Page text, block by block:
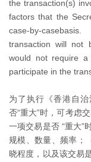
the transaction(s)
factors that the
case-by-
transaction will not
would not require a
participate in the
为了执行《香港自
否“重大”时，可考虑
一项交易是否 “重大”
规模、数量、频率；
晓程度，以及该交易